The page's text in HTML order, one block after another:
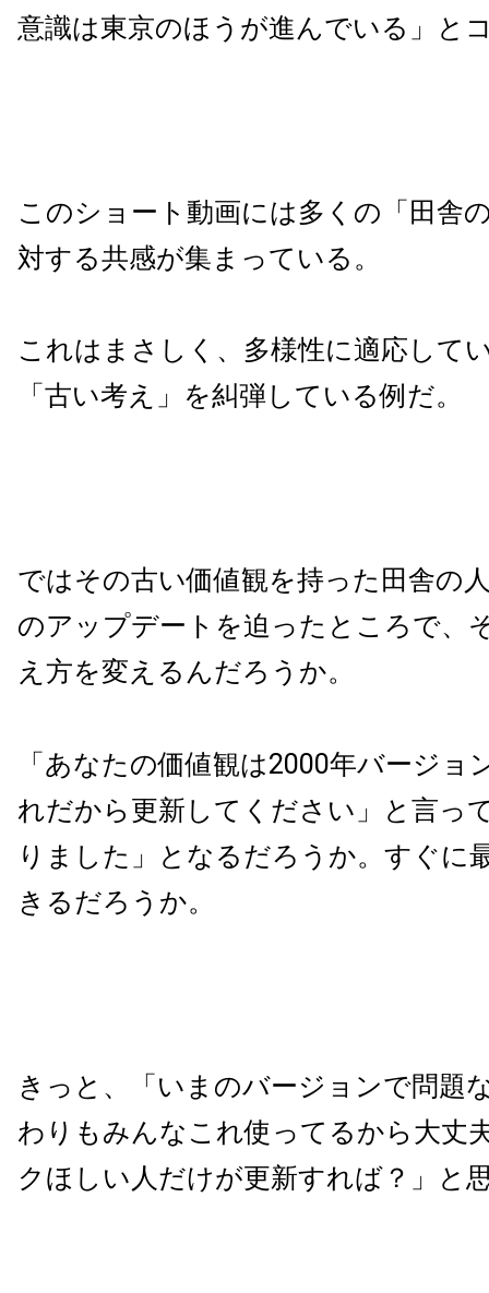
意識は東京のほうが進んでいる」と
このショート動画には多くの「田舎
対する共感が集まっている。
これはまさしく、多様性に適応して
「古い考え」を糾弾している例だ。
ではその古い価値観を持った田舎の
のアップデートを迫ったところで、
え方を変えるんだろうか。
「あなたの価値観は2000年バージョ
れだから更新してください」と言っ
りました」となるだろうか。すぐに
きるだろうか。
きっと、「いまのバージョンで問題
わりもみんなこれ使ってるから大丈
クほしい人だけが更新すれば？」と